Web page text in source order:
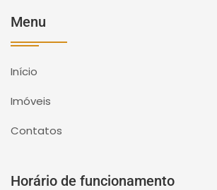
Menu
Início
Imóveis
Contatos
Horário de funcionamento